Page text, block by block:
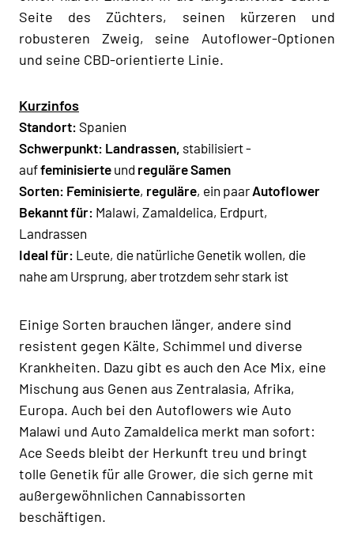
Seite des Züchters, seinen kürzeren und
robusteren Zweig, seine Autoflower-Optionen
und seine CBD-orientierte Linie.
Kurzinfos
Standort: Spanien
Schwerpunkt: Landrassen, stabilisiert -
auffeminisierte und reguläre Samen
Sorten: Feminisierte, reguläre, ein paar Autoflower
Bekannt für: Malawi, Zamaldelica, Erdpurt,
Landrassen
Ideal für: Leute, die natürliche Genetik wollen, die
nahe am Ursprung, aber trotzdem sehr stark ist
Einige Sorten brauchen länger, andere sind
resistent gegen Kälte, Schimmel und diverse
Krankheiten. Dazu gibt es auch den Ace Mix, eine
Mischung aus Genen aus Zentralasia, Afrika,
Europa. Auch bei den Autoflowers wie Auto
Malawi und Auto Zamaldelica merkt man sofort:
Ace Seeds bleibt der Herkunft treu und bringt
tolle Genetik für alle Grower, die sich gerne mit
außergewöhnlichen Cannabissorten
beschäftigen.